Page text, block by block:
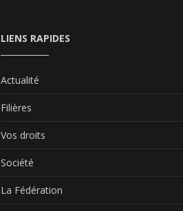
LIENS RAPIDES
Actualité
Filières
Vos droits
Société
La Fédération